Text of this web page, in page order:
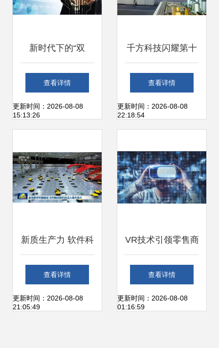
新时代下的“双
减”政策与发票代开
软件科技领域技术
查看详情
更新时间：2026-08-08
15:13:26
千方科技闪耀第十
四届交博会 智能科
技助推交管全领域
查看详情
更新时间：2026-08-08
22:18:54
新质生产力 软件科
技驱动经济高质量
发展的“加速器”
查看详情
更新时间：2026-08-08
21:05:49
VR技术引领零售商
公共决策规划新范
式
查看详情
更新时间：2026-08-08
01:16:59